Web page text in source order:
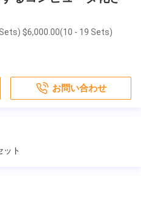
$6,000.00(10 - 19 Sets)
お問い合わせ
ット